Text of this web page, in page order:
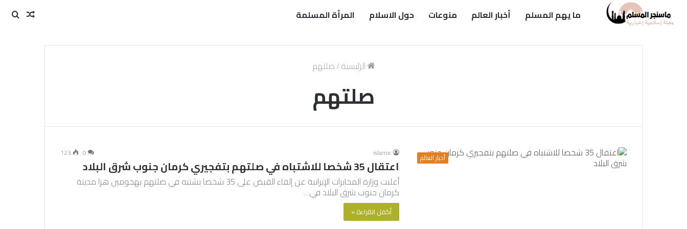
ما يهم المسلم أخبار العالم منوعات حول الاسلام المرأة المسلمة
مقال
الرئيسية/صلتهم
صلتهم
أخبار العالم islamic
0
123
اعتقال 35 شخصا للاشتباه في صلتهم بتفجيري كرمان جنوب شرق البلاد
أعلنت وزارة المخابرات الإيرانية عن إلقاء القبض على 35 شخصا يشتبه في صلتهم بهجومين هزا مدينة
كرمان جنوب شرق البلاد في…
أكمل القراءة »